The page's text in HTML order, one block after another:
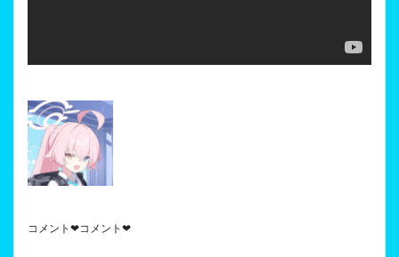
コメント❤コメント❤